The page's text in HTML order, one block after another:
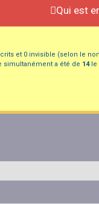
Qui est
et 0 invisible (selon le
simultanément a été de 14le